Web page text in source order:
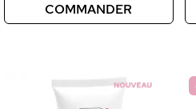
COMMANDER